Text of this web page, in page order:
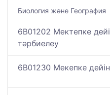
Биология және География
6B01202 Мектепке
тәрбиелеу
6B01230 Мекепке